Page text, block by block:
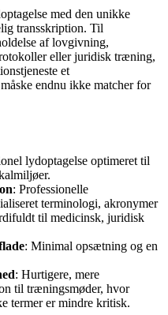
med den unikke
transskription. Til
af lovgivning,
eller juridisk træning,
et
endnu ikke matcher for
lydoptagelse optimeret til
: Professionelle
terminologi, akronymer
til medicinsk, juridisk
: Minimal opsætning og en
: Hurtigere, mere
til træningsmøder, hvor
termer er mindre kritisk.